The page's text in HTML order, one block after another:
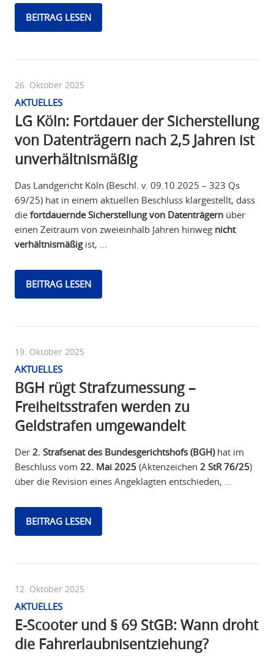
BEITRAG LESEN
26. Oktober 2025
AKTUELLES
LG Köln: Fortdauer der Sicherstellung
von Datenträgern nach 2,5 Jahren ist
unverhältnismäßig
Das Landgericht Köln (Beschl. v. 09.10.2025 – 323 Qs
69/25) hat in einem aktuellen Beschluss klargestellt, dass
die fortdauernde Sicherstellung von Datenträgernüber
einen Zeitraum von zweieinhalb Jahren hinweg nicht
verhältnismäßigist, …
BEITRAG LESEN
19. Oktober 2025
AKTUELLES
BGH rügt Strafzumessung –
Freiheitsstrafen werden zu
Geldstrafen umgewandelt
Der 2. Strafsenat des Bundesgerichtshofs (BGH)hat im
Beschluss vom 22. Mai 2025(Aktenzeichen 2 StR 76/25)
über die Revision eines Angeklagten entschieden, …
BEITRAG LESEN
12. Oktober 2025
AKTUELLES
E-Scooter und § 69 StGB: Wann droht
die Fahrerlaubnisentziehung?